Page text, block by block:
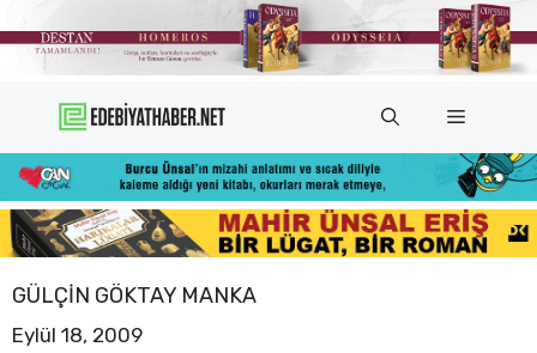
atla
Menü
GÜLÇIN GÖKTAY MANKA
Eylül 18, 2009